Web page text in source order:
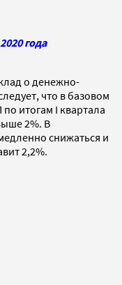
года
о денежно-
что в базовом
итогам I квартала
2%. В
снижаться и
2,2%.